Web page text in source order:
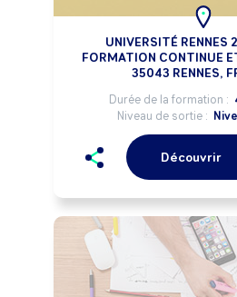
UNIVERSITÉ RENNES
FORMATION CONTINUE
35043 RENNES,
Durée de la formation :
Niveau de sortie :
Découvrir